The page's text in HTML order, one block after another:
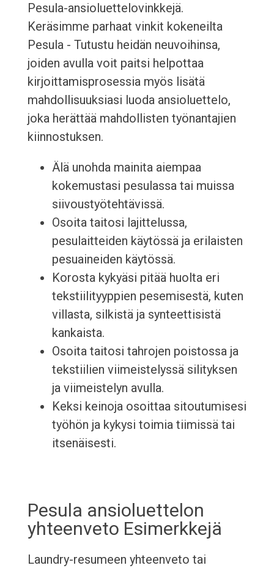
Pesula-ansioluettelovinkkejä.
Keräsimme parhaat vinkit kokeneilta
Pesula - Tutustu heidän neuvoihinsa,
joiden avulla voit paitsi helpottaa
kirjoittamisprosessia myös lisätä
mahdollisuuksiasi luoda ansioluettelo,
joka herättää mahdollisten työnantajien
kiinnostuksen.
Älä unohda mainita aiempaa
kokemustasi pesulassa tai muissa
siivoustyötehtävissä.
Osoita taitosi lajittelussa,
pesulaitteiden käytössä ja erilaisten
pesuaineiden käytössä.
Korosta kykyäsi pitää huolta eri
tekstiilityyppien pesemisestä, kuten
villasta, silkistä ja synteettisistä
kankaista.
Osoita taitosi tahrojen poistossa ja
tekstiilien viimeistelyssä silityksen
ja viimeistelyn avulla.
Keksi keinoja osoittaa sitoutumisesi
työhön ja kykysi toimia tiimissä tai
itsenäisesti.
Pesula ansioluettelon
yhteenveto Esimerkkejä
Laundry-resumeen yhteenveto tai